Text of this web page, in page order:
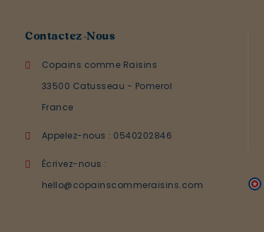
Contactez-Nous
Copains comme Raisins
33500 Catusseau - Pomerol
France
Appelez-nous : 0540202846
Écrivez-nous :
hello@copainscommeraisins.com